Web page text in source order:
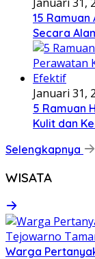
15
Secara
Januari 31,
5 Ramuan
Kulit dan
Selengkapnya
WISATA
Warga